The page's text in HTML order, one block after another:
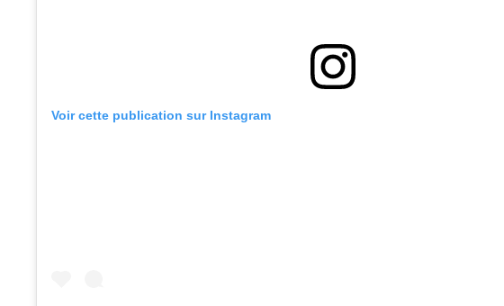
Voir cette publication sur Instagram